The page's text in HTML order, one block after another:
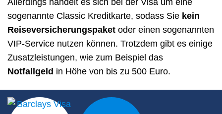
Allerdings handelt es sich bei der Visa um eine
sogenannte Classic Kreditkarte, sodass Sie kein
Reiseversicherungspaket oder einen sogenannten
VIP-Service nutzen können. Trotzdem gibt es einige
Zusatzleistungen, wie zum Beispiel das
Notfallgeld in Höhe von bis zu 500 Euro.